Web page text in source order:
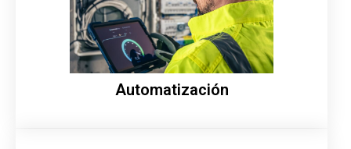
Automatización